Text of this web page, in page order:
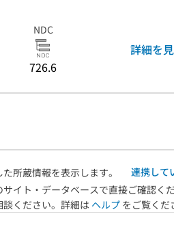
NDC
726.6
詳細を
所蔵情報を表示します。
連携して
イト・データベースで直接ご確認く
ください。詳細は ヘルプ をご覧くだ